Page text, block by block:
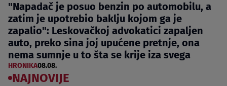
"Napadač je posuo benzin po automobilu, a
zatim je upotrebio baklju kojom ga je
zapalio": Leskovačkoj advokatici zapaljen
auto, preko sina joj upućene pretnje, ona
nema sumnje u to šta se krije iza svega
HRONIKA08.08.
NAJNOVIJE